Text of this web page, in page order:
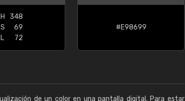
H
348
S
69
L
72
#E98699
de un color en una pantalla digital. Para estar